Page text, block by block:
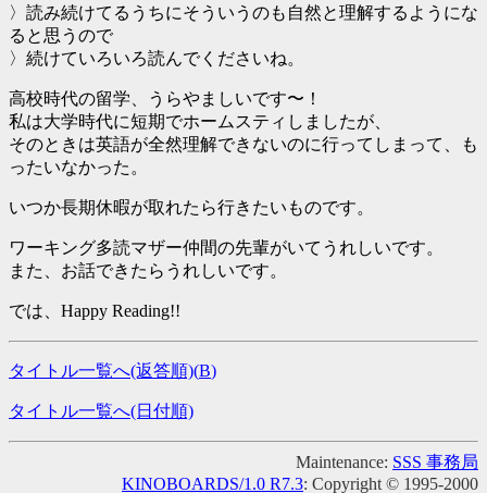
〉読み続けてるうちにそういうのも自然と理解するようにな
ると思うので
〉続けていろいろ読んでくださいね。
高校時代の留学、うらやましいです〜！
私は大学時代に短期でホームスティしましたが、
そのときは英語が全然理解できないのに行ってしまって、も
ったいなかった。
いつか長期休暇が取れたら行きたいものです。
ワーキング多読マザー仲間の先輩がいてうれしいです。
また、お話できたらうれしいです。
では、Happy Reading!!
タイトル一覧へ(返答順)(B)
タイトル一覧へ(日付順)
Maintenance: SSS 事務局
KINOBOARDS/1.0 R7.3: Copyright © 1995-2000